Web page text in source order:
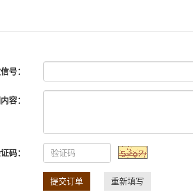
号：
容：
码：
提交订单 重新填写